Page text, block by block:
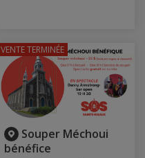
Souper Méchoui
bénéfice
VENTE TERMINÉE